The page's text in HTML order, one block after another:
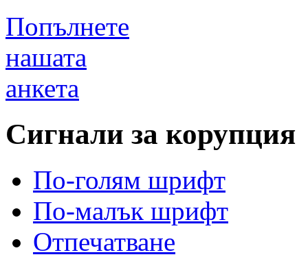
Попълнете
нашата
анкета
Сигнали за корупция
По-голям шрифт
По-малък шрифт
Отпечатване